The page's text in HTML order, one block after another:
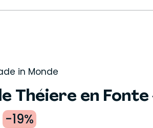
in Monde
Théiere en
-19%